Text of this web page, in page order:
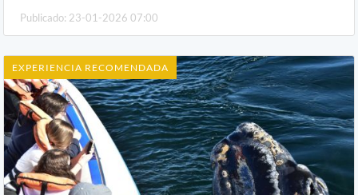
Publicado: 23-01-2026 07:00
EXPERIENCIA RECOMENDADA